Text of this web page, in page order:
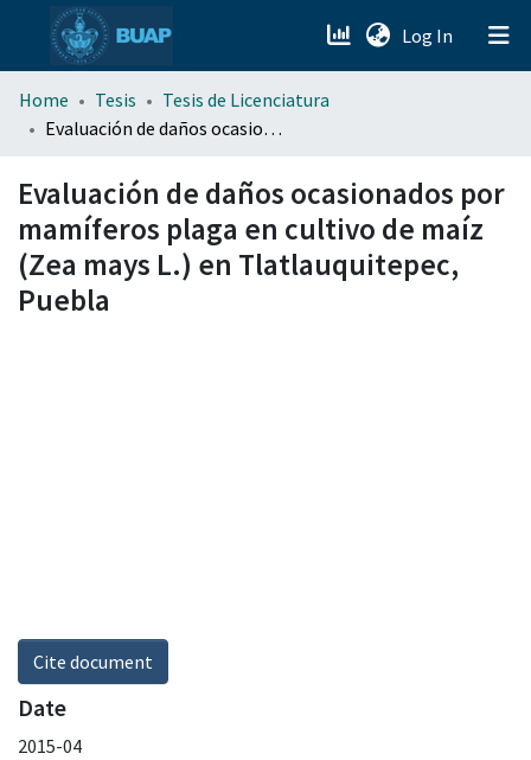
Log In (current)
menu.section.about_menu
Home Tesis
Tesis de Licenciatura
Evaluación de daños ocasionados por mamíferos plaga en cultivo de maíz (Zea mays L.) en Tlatlauquitepec, Puebla
Evaluación de daños ocasionados por
mamíferos plaga en cultivo de maíz
(Zea mays L.) en Tlatlauquitepec,
Puebla
Cite document
Date
2015-04